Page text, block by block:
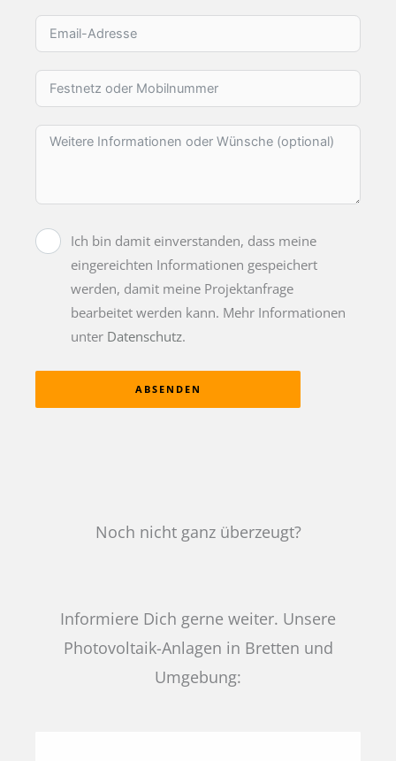
Ich bin damit einverstanden, dass meine
eingereichten Informationen gespeichert
werden, damit meine Projektanfrage
bearbeitet werden kann. Mehr Informationen
unter Datenschutz.
ABSENDEN
Noch nicht ganz überzeugt?
Informiere Dich gerne weiter. Unsere
Photovoltaik-Anlagen in Bretten und
Umgebung: